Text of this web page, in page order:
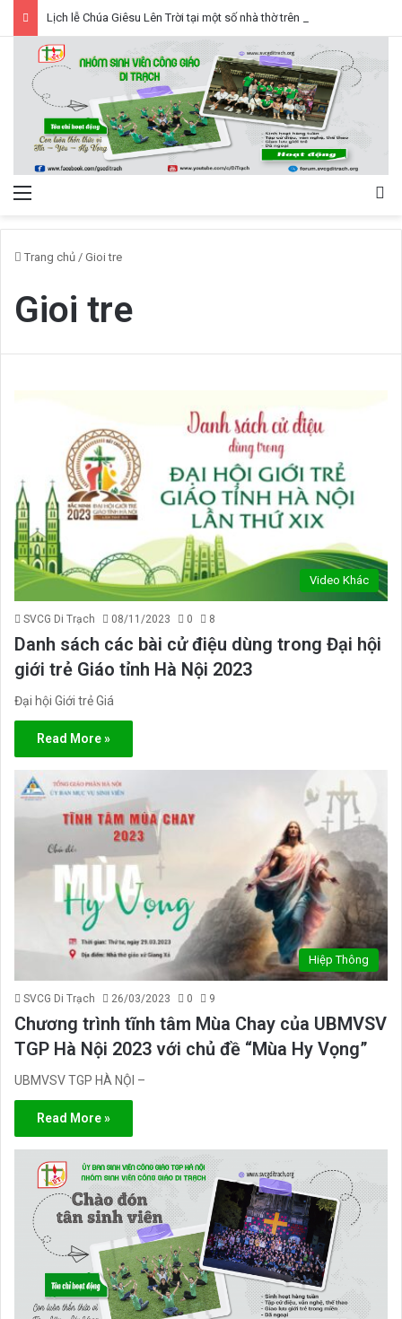
Menu
Trang chủ / Gioi tre
Gioi tre
Video Khác
SVCG Di Trạch 08/11/2023 0 8
Danh sách các bài cử điệu dùng trong Đại hội
giới trẻ Giáo tỉnh Hà Nội 2023
Đại hội Giới trẻ Giá
Read More »
Hiệp Thông
SVCG Di Trạch 26/03/2023 0 9
Chương trình tĩnh tâm Mùa Chay của UBMVSV
TGP Hà Nội 2023 với chủ đề “Mùa Hy Vọng”
UBMVSV TGP HÀ NỘI –
Read More »